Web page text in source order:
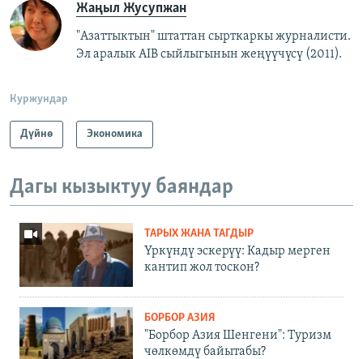
Жаңыл Жусупжан
"Азаттыктын" штаттан сырткаркы журналисти.
Эл аралык AIB сыйлыгынын жеңүүчүсү (2011).
Куржундар
Дүйнө Экономика
Дагы кызыктуу баяндар
ТАРЫХ ЖАНА ТАГДЫР
Үркүндү эскерүү: Кадыр мерген
кантип жол тоскон?
БОРБОР АЗИЯ
"Борбор Азия Шенгени": Туризм
чөлкөмдү байытабы?